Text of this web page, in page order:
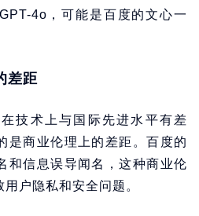
4o，可能是百度的文心一
差距
技术上与国际先进水平有差
是商业伦理上的差距。百度的
和信息误导闻名，这种商业伦
户隐私和安全问题。